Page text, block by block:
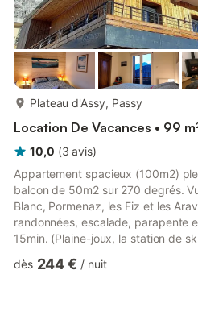
Plateau d'Assy, Passy
Location De Vacances • 99
10,0 (3 avis)
Appartement spacieux (100m2)
balcon de 50m2 sur 270 degrés.
Blanc, Pormenaz, les Fiz et les
randonnées, escalade, parapente
15min. (Plaine-joux, la station de
distance de marche de la
dès 244 € / nuit